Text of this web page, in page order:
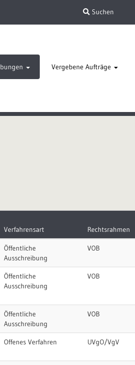
Suchen
Vergebene Aufträge
Verfahrensart Rechtsrahmen
Öffentliche
Ausschreibung
VOB
Öffentliche
Ausschreibung
VOB
Öffentliche
Ausschreibung
VOB
Offenes Verfahren UVgO/VgV